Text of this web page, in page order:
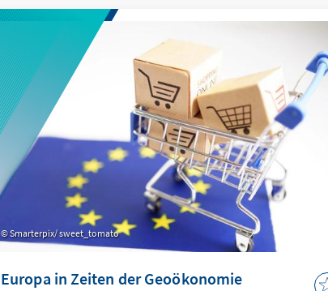
lässt sich unser Industriestandort sichern und
verhindert, dass Klimaschutz durch den Verlust
wertvoller Wertschöpfung erkauft wird.
Smarterpix/ sweet_tomato
Europa in Zeiten der Geoökonomie